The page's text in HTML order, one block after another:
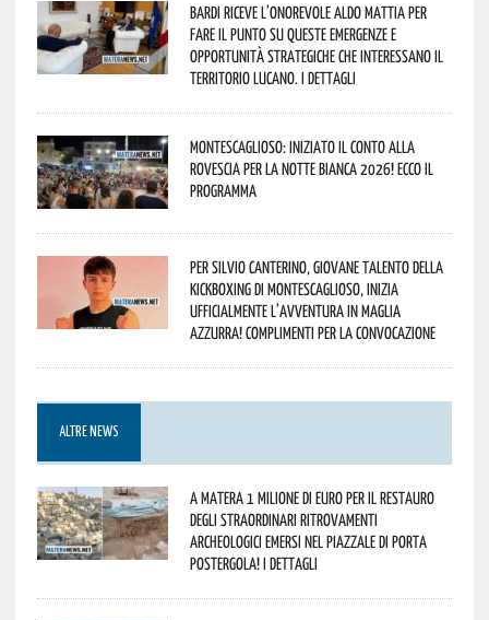
Bardi riceve l’onorevole Aldo Mattia per
fare il punto su queste emergenze e
opportunità strategiche che interessano il
territorio lucano. I dettagli
Montescaglioso: iniziato il conto alla
rovescia per la Notte Bianca 2026! Ecco il
programma
Per Silvio Canterino, giovane talento della
kickboxing di Montescaglioso, inizia
ufficialmente l’avventura in maglia
azzurra! Complimenti per la convocazione
ALTRE NEWS
A Matera 1 milione di euro per il restauro
degli straordinari ritrovamenti
archeologici emersi nel piazzale di Porta
Postergola! I dettagli